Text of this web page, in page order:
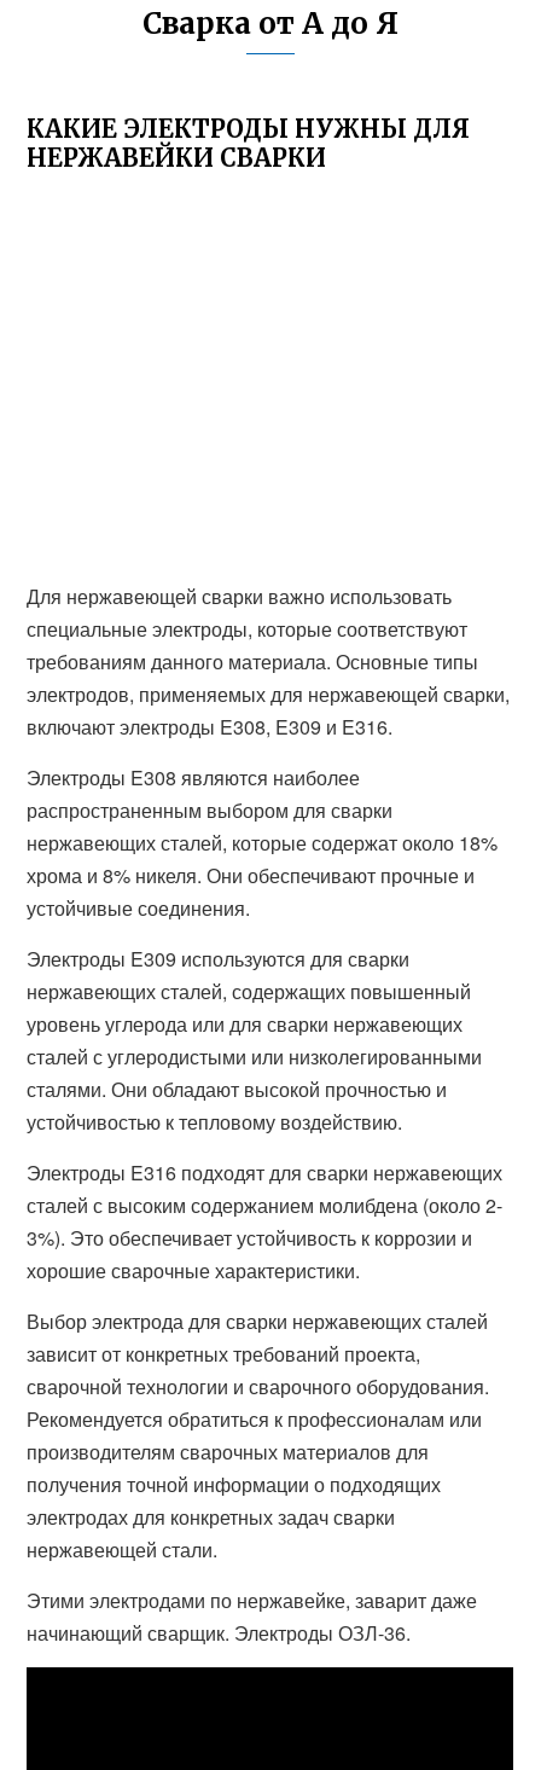
Сварка от А до Я
КАКИЕ ЭЛЕКТРОДЫ НУЖНЫ ДЛЯ
НЕРЖАВЕЙКИ СВАРКИ
Для нержавеющей сварки важно использовать
специальные электроды, которые соответствуют
требованиям данного материала. Основные типы
электродов, применяемых для нержавеющей сварки,
включают электроды E308, E309 и E316.
Электроды E308 являются наиболее
распространенным выбором для сварки
нержавеющих сталей, которые содержат около 18%
хрома и 8% никеля. Они обеспечивают прочные и
устойчивые соединения.
Электроды E309 используются для сварки
нержавеющих сталей, содержащих повышенный
уровень углерода или для сварки нержавеющих
сталей с углеродистыми или низколегированными
сталями. Они обладают высокой прочностью и
устойчивостью к тепловому воздействию.
Электроды E316 подходят для сварки нержавеющих
сталей с высоким содержанием молибдена (около 2-
3%). Это обеспечивает устойчивость к коррозии и
хорошие сварочные характеристики.
Выбор электрода для сварки нержавеющих сталей
зависит от конкретных требований проекта,
сварочной технологии и сварочного оборудования.
Рекомендуется обратиться к профессионалам или
производителям сварочных материалов для
получения точной информации о подходящих
электродах для конкретных задач сварки
нержавеющей стали.
Этими электродами по нержавейке, заварит даже
начинающий сварщик. Электроды ОЗЛ-36.